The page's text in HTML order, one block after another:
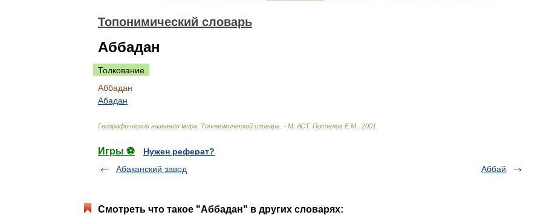
Топонимический словарь
Аббадан
Толкование
Аббадан
Абадан
Географические названия мира: Топонимический словарь . - М: АСТ. Поспелов Е.М 2001
Игры ⚽
Нужен реферат?
Абаканский завод
Аббай
Смотреть что такое "Аббадан" в других словарях: